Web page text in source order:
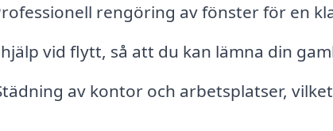
rengöring av fönster för en
vid flytt, så att du kan lämna din
av kontor och arbetsplatser,